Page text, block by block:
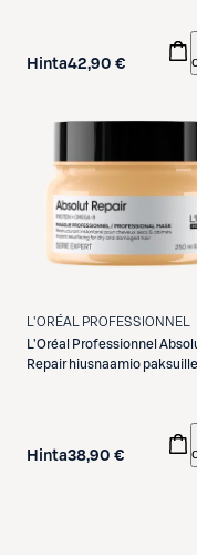
Hinta42,90 €
L'ORÉAL PROFESSIONNEL
L'Oréal Professionnel
Repair hiusnaamio paksuille
Hinta38,90 €